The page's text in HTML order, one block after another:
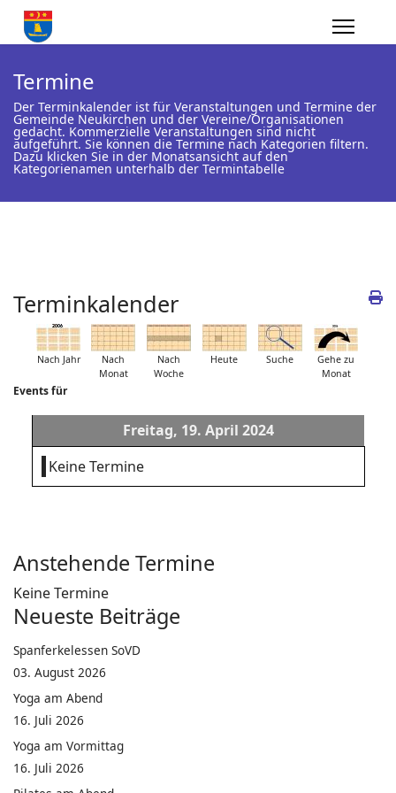
Termine
Der Terminkalender ist für Veranstaltungen und Termine der
Gemeinde Neukirchen und der Vereine/Organisationen
gedacht. Kommerzielle Veranstaltungen sind nicht
aufgeführt. Sie können die Termine nach Kategorien filtern.
Dazu klicken Sie in der Monatsansicht auf den
Kategorienamen unterhalb der Termintabelle
Terminkalender
Nach Jahr
Nach
Monat
Nach
Woche
Heute Suche
Gehe zu
Monat
Events für
Freitag, 19. April 2024
Keine Termine
Anstehende Termine
Keine Termine
Neueste Beiträge
Spanferkelessen SoVD
03. August 2026
Yoga am Abend
16. Juli 2026
Yoga am Vormittag
16. Juli 2026